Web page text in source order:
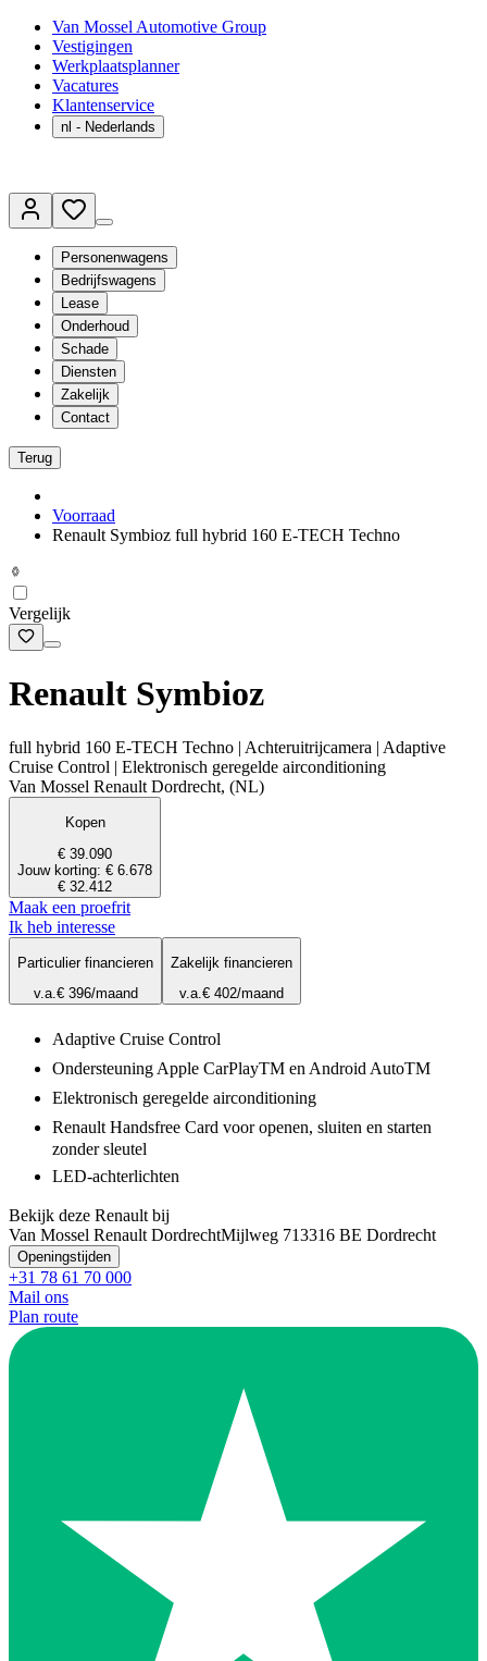
Van Mossel Automotive Group
Vestigingen
Werkplaatsplanner
Vacatures
Klantenservice
nl - Nederlands
Personenwagens
Bedrijfswagens
Lease
Onderhoud
Schade
Diensten
Zakelijk
Contact
Terug
Voorraad
Renault Symbioz full hybrid 160 E-TECH Techno
Vergelijk
Renault Symbioz
full hybrid 160 E-TECH Techno | Achteruitrijcamera | Adaptive
Cruise Control | Elektronisch geregelde airconditioning
Van Mossel Renault Dordrecht, (NL)
Kopen
€ 39.090
Jouw korting: € 6.678
€ 32.412
Maak een proefrit
Ik heb interesse
Particulier financieren
v.a.€ 396/maand
Zakelijk financieren
v.a.€ 402/maand
Adaptive Cruise Control
Ondersteuning Apple CarPlayTM en Android AutoTM
Elektronisch geregelde airconditioning
Renault Handsfree Card voor openen, sluiten en starten
zonder sleutel
LED-achterlichten
Bekijk deze Renault bij
Van Mossel Renault DordrechtMijlweg 713316 BE Dordrecht
Openingstijden
+31 78 61 70 000
Mail ons
Plan route